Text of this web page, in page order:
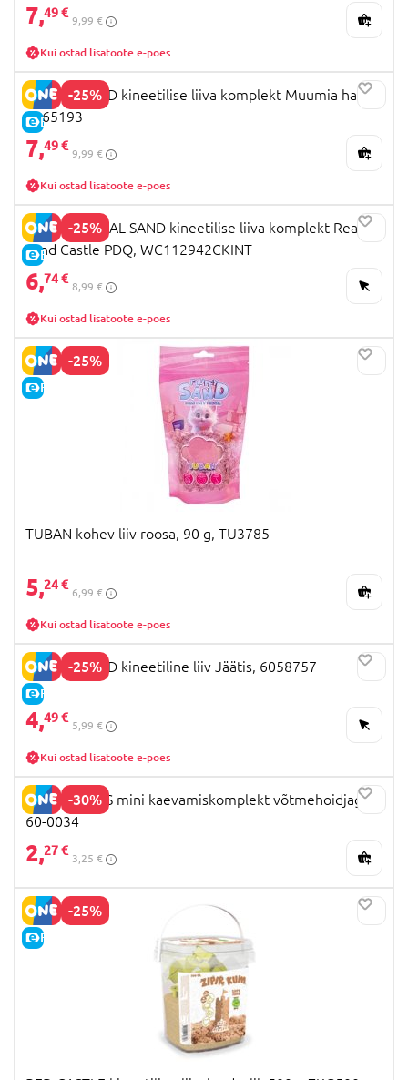
7,49 €
9,99 €
Kui ostad lisatoote e-poes
-25%
E-HIND
KINETIC SAND kineetilise liiva komplekt Muumia haud,
6065193
7,49 €
9,99 €
Kui ostad lisatoote e-poes
-25%
E-HIND
AMAZING REAL SAND kineetilise liiva komplekt Real
Sand Castle PDQ, WC112942CKINT
6,74 €
8,99 €
Kui ostad lisatoote e-poes
-25%
E-HIND
TUBAN kohev liiv roosa, 90 g, TU3785
5,24 €
6,99 €
Kui ostad lisatoote e-poes
-25%
E-HIND
KINETIC SAND kineetiline liiv Jäätis, 6058757
4,49 €
5,99 €
Kui ostad lisatoote e-poes
-30%
HOT WHEELS mini kaevamiskomplekt võtmehoidjaga,
60-0034
2,27 €
3,25 €
-25%
E-HIND